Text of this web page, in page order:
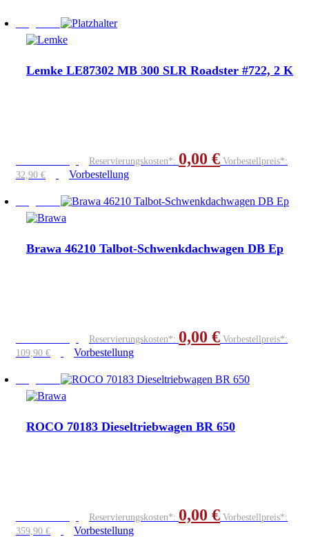
Lemke LE87302 MB 300 SLR Roadster #722, 2 K
Reservierungskosten*: 0,00 € Vorbestellpreis*:
32,90 € Vorbestellung
Brawa 46210 Talbot-Schwenkdachwagen DB Ep
Reservierungskosten*: 0,00 € Vorbestellpreis*:
109,90 € Vorbestellung
ROCO 70183 Dieseltriebwagen BR 650
Reservierungskosten*: 0,00 € Vorbestellpreis*:
359,90 € Vorbestellung